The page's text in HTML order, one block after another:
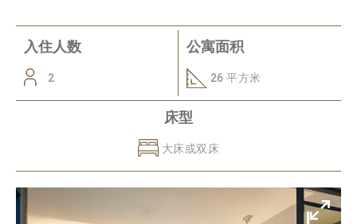
入住人数
2
公寓面积
26 平方米
床型
大床或双床